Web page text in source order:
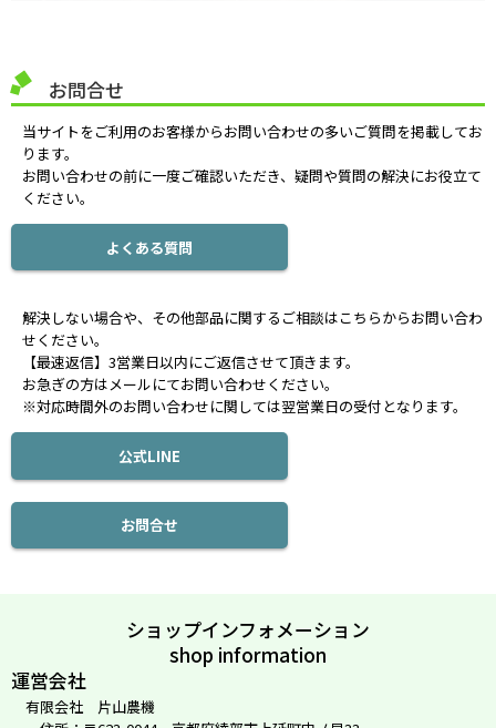
お問合せ
当サイトをご利用のお客様からお問い合わせの多いご質問を掲載してお
ります。
お問い合わせの前に一度ご確認いただき、疑問や質問の解決にお役立て
ください。
よくある質問
解決しない場合や、その他部品に関するご相談はこちらからお問い合わ
せください。
【最速返信】3営業日以内にご返信させて頂きます。
お急ぎの方はメールにてお問い合わせください。
※対応時間外のお問い合わせに関しては翌営業日の受付となります。
公式LINE
お問合せ
ショップインフォメーション
shop information
運営会社
有限会社 片山農機